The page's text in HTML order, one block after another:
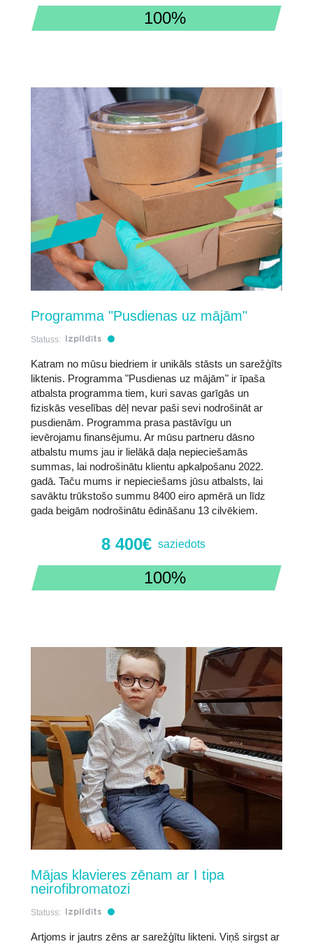
100%
Programma "Pusdienas uz mājām"
Statuss: Izpildīts
Katram no mūsu biedriem ir unikāls stāsts un sarežģīts
liktenis. Programma "Pusdienas uz mājām" ir īpaša
atbalsta programma tiem, kuri savas garīgās un
fiziskās veselības dēļ nevar paši sevi nodrošināt ar
pusdienām. Programma prasa pastāvīgu un
ievērojamu finansējumu. Ar mūsu partneru dāsno
atbalstu mums jau ir lielākā daļa nepieciešamās
summas, lai nodrošinātu klientu apkalpošanu 2022.
gadā. Taču mums ir nepieciešams jūsu atbalsts, lai
savāktu trūkstošo summu 8400 eiro apmērā un līdz
gada beigām nodrošinātu ēdināšanu 13 cilvēkiem.
8 400€ saziedots
100%
Mājas klavieres zēnam ar I tipa
neirofibromatozi
Statuss: Izpildīts
Artjoms ir jautrs zēns ar sarežģītu likteni. Viņš sirgst ar